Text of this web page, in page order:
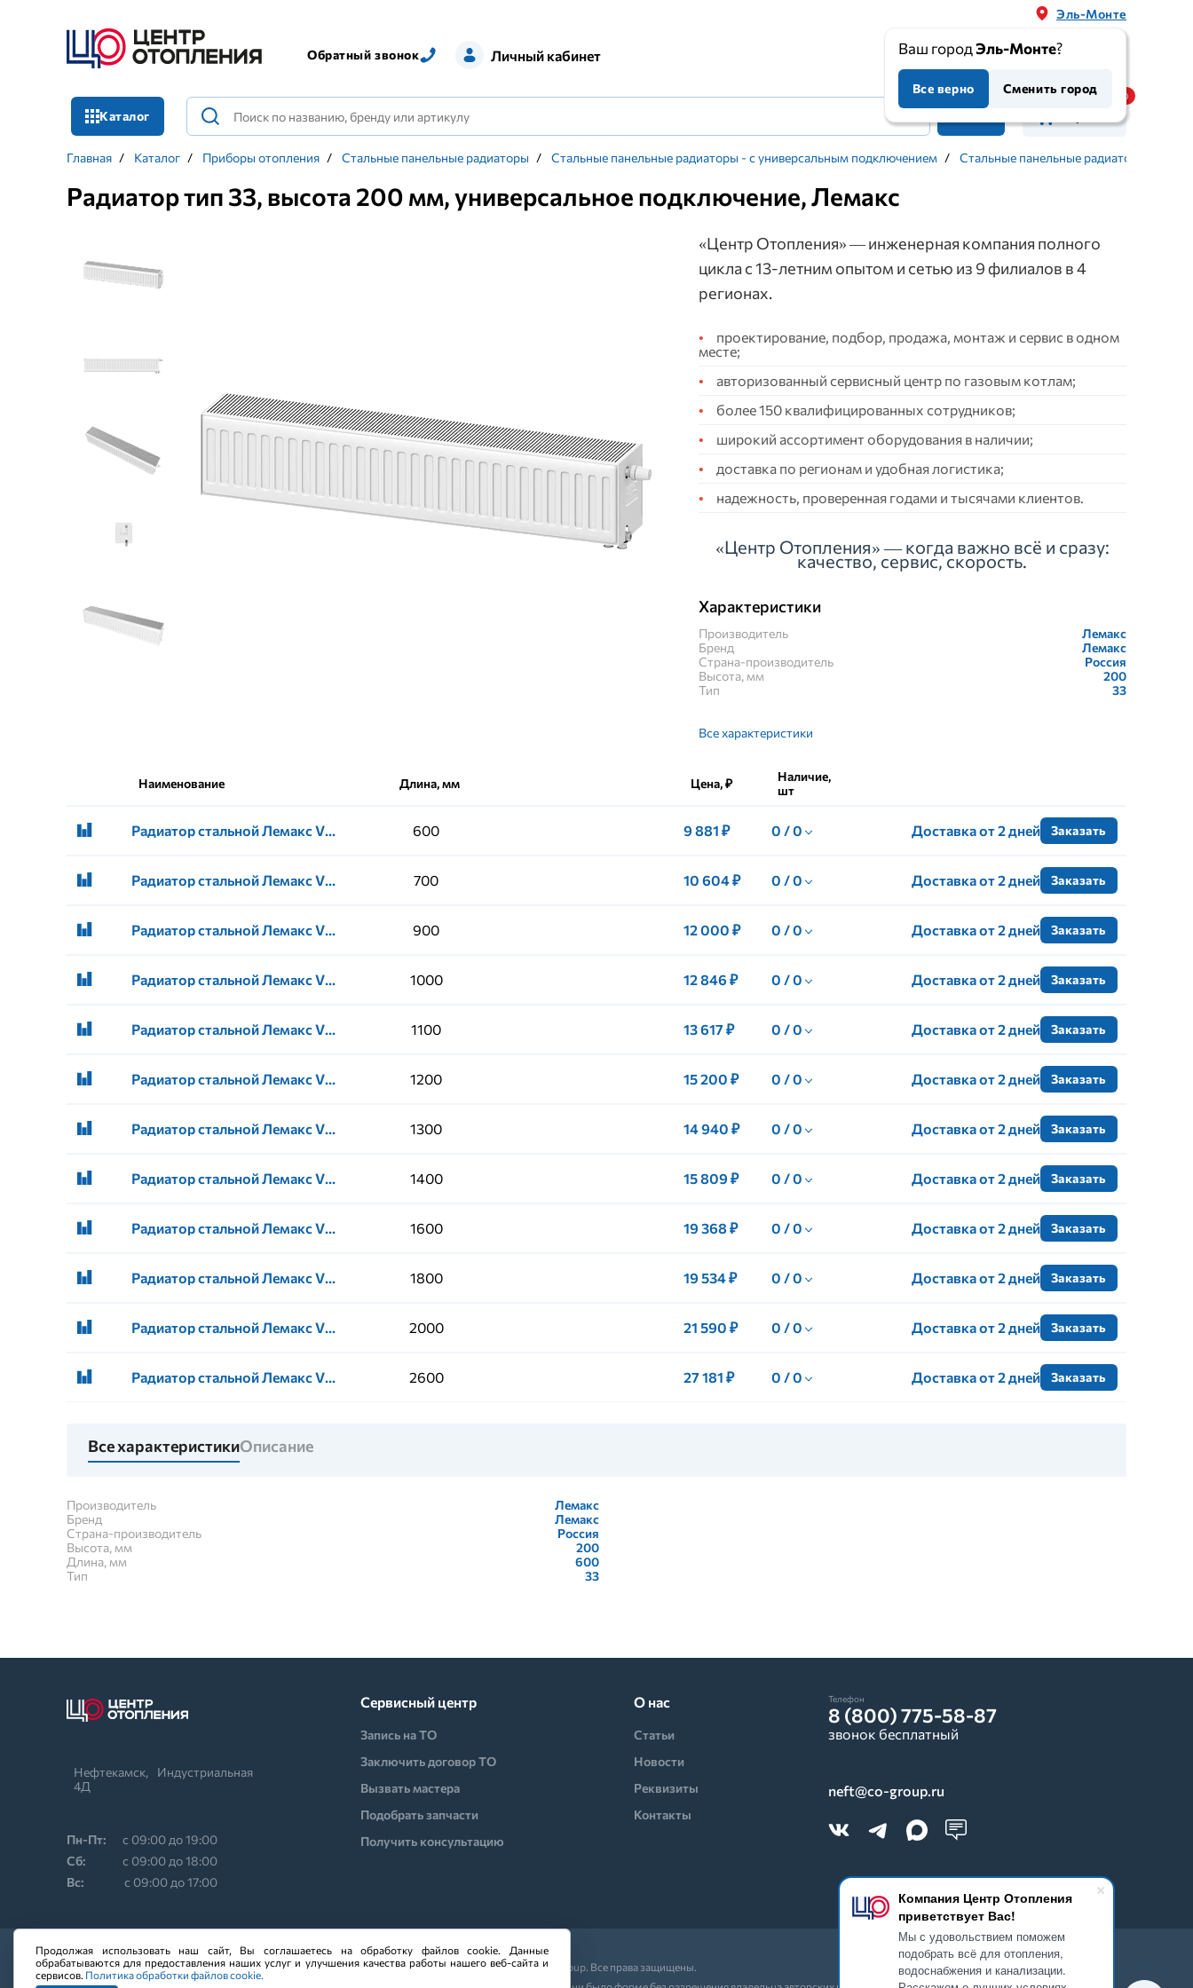
Эль-Монте
Ваш городЭль-Монте?
Все верно Сменить город
Обратный звонок Личный кабинет
Каталог
Главная / Каталог / Приборы отопления / Стальные панельные радиаторы / Стальные панельные радиаторы - с универсальным подключением / Стальные панельные радиаторы -
Радиатор тип 33, высота 200 мм, универсальное подключение, Лемакс
«Центр Отопления» — инженерная компания полного
цикла с 13-летним опытом и сетью из 9 филиалов в 4
регионах.
проектирование, подбор, продажа, монтаж и сервис в одном
месте;
авторизованный сервисный центр по газовым котлам;
более 150 квалифицированных сотрудников;
широкий ассортимент оборудования в наличии;
доставка по регионам и удобная логистика;
надежность, проверенная годами и тысячами клиентов.
«Центр Отопления» — когда важно всё и сразу:
качество, сервис, скорость.
Характеристики
Производитель
Лемакс
Бренд
Лемакс
Страна-производитель
Россия
Высота, мм
200
Тип
33
Все характеристики
Наименование Длина, мм Цена, ₽
Наличие,
шт
Радиатор стальной Лемакс VC 33 200 600 универсальное 600 9 881 ₽ 0 / 0 Доставка от 2 дней Заказать
Радиатор стальной Лемакс VC 33 200 700 универсальное 700 10 604 ₽ 0 / 0 Доставка от 2 дней Заказать
Радиатор стальной Лемакс VC 33 200 900 универсальное 900 12 000 ₽ 0 / 0 Доставка от 2 дней Заказать
Радиатор стальной Лемакс VC 33 200 1000 универсальное 1000 12 846 ₽ 0 / 0 Доставка от 2 дней Заказать
Радиатор стальной Лемакс VC 33 200 1100 универсальное 1100 13 617 ₽ 0 / 0 Доставка от 2 дней Заказать
Радиатор стальной Лемакс VC 33 200 1200 универсальное 1200 15 200 ₽ 0 / 0 Доставка от 2 дней Заказать
Радиатор стальной Лемакс VC 33 200 1300 универсальное 1300 14 940 ₽ 0 / 0 Доставка от 2 дней Заказать
Радиатор стальной Лемакс VC 33 200 1400 универсальное 1400 15 809 ₽ 0 / 0 Доставка от 2 дней Заказать
Радиатор стальной Лемакс VC 33 200 1600 универсальное 1600 19 368 ₽ 0 / 0 Доставка от 2 дней Заказать
Радиатор стальной Лемакс VC 33 200 1800 универсальное 1800 19 534 ₽ 0 / 0 Доставка от 2 дней Заказать
Радиатор стальной Лемакс VC 33 200 2000 универсальное 2000 21 590 ₽ 0 / 0 Доставка от 2 дней Заказать
Радиатор стальной Лемакс VC 33 200 2600 универсальное 2600 27 181 ₽ 0 / 0 Доставка от 2 дней Заказать
Все характеристикиОписание
Производитель
Лемакс
Бренд
Лемакс
Страна-производитель
Россия
Высота, мм
200
Длина, мм
600
Тип
33
Нефтекамск,⠀Индустриальная
4Д
Пн-Пт:
с 09:00 до 19:00
Cб:
с 09:00 до 18:00
Вс:
с 09:00 до 17:00
Сервисный центр
Запись на ТО
Заключить договор ТО
Вызвать мастера
Подобрать запчасти
Получить консультацию
О нас
Статьи
Новости
Реквизиты
Контакты
Телефон
8 (800) 775-58-87
звонок бесплатный
neft@co-group.ru
© 2026 CO-Group. Все права защищены.
Компания Центр Отопления
приветствует Вас!
Мы с удовольствием поможем
подобрать всё для отопления,
водоснабжения и канализации.
Продолжая использовать наш сайт, Вы соглашаетесь на обработку файлов cookie. Данные
обрабатываются для предоставления наших услуг и улучшения качества работы нашего веб-сайта и
сервисов. Политика обработки файлов cookie.